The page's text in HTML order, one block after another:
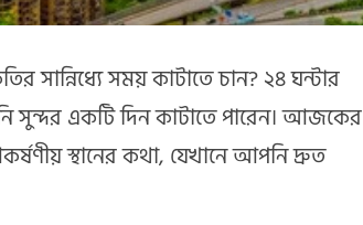
সান্নিধ্যে সময় কাটাতে চান? ২৪ ঘন্টার
সুন্দর একটি দিন কাটাতে পারেন। আজকের
স্থানের কথা, যেখানে আপনি দ্রুত